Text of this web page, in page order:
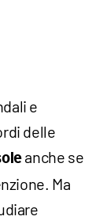
e
delle
anche se
Ma